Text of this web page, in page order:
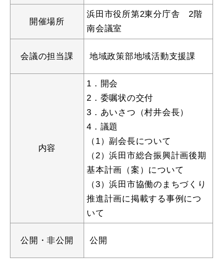
移住・定住 （はまだぐらし）
観光・飲食
場面から探す
妊娠・出産 子育て
出会い・結婚
開催場所
浜田市役所第2東分庁舎 2階
南会議室
会議の担当課 地域政策部地域活動支援課
内容
1．開会
2．委嘱状の交付
3．あいさつ（村井会長）
4．議題
（1）副会長について
（2）浜田市総合振興計画後期
基本計画（案）について
（3）浜田市協働のまちづくり
推進計画に掲載する事例につ
いて
公開・非公開 公開